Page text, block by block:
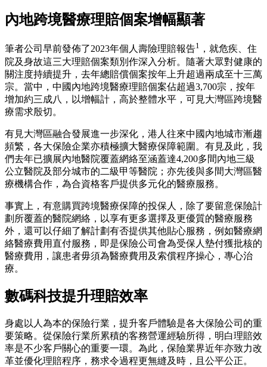
內地跨境醫療理賠個案增幅顯著
筆者公司早前發佈了2023年個人壽險理賠報告1 ，就危疾、住
院及身故這三大理賠個案類別作深入分析。隨著大眾對健康的
關注度持續提升，去年總賠償個案按年上升超過兩成至十三萬
宗。當中，中國內地跨境醫療理賠個案佔超過3,700宗，按年
增加約三成八，以增幅計，高於整體水平，可見大灣區跨境醫
療需求殷切。
有見大灣區融合發展進一步深化，港人往來中國內地城市漸趨
頻繁，各大保險企業亦積極擴大醫療保障範圍。有見及此，我
們去年已擴展內地醫院覆蓋網絡至涵蓋達4,200多間內地三級
公立醫院及部分城市的二級甲等醫院；亦先後與多間大灣區醫
療機構合作，為合資格客戶提供多元化的醫療服務。
事實上，有意購買跨境醫療保障的投保人，除了要留意保險計
劃所覆蓋的醫院網絡，以享有更多選擇及更優質的醫療服務
外，還可以仔細了解計劃有否提供其他貼心服務，例如醫療網
絡醫療費用直付服務，即是保險公司會為受保人墊付獲批核的
醫療費用，讓患者毋須為醫療費用及索償程序操心，專心治
療。
數碼科技提升理賠效率
身處以人為本的保險行業，提升客戶體驗是各大保險公司的重
要策略。從保險行業所累積的客務營運經驗所得，明白理賠效
率是不少客戶關心的重要一環。為此，保險業界近年亦致力改
革並優化理賠程序，務求令過程更無縫及時，且公平公正。